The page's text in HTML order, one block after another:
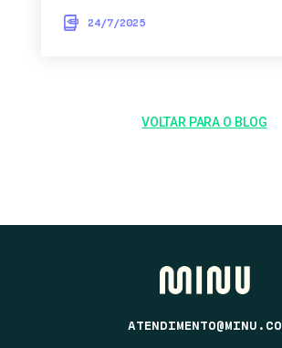
24/7/2025
VOLTAR PARA O BLOG
ATENDIMENTO@MINU.CO